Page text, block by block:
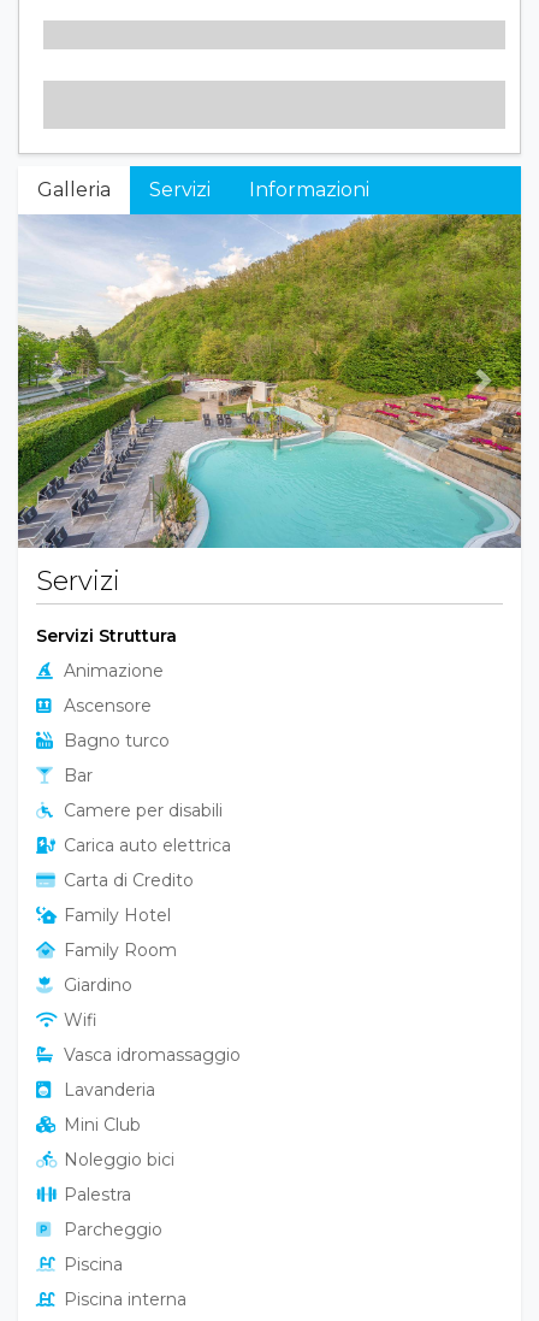
Galleria Servizi Informazioni
Previous Next
Servizi
Servizi Struttura
Animazione
Ascensore
Bagno turco
Bar
Camere per disabili
Carica auto elettrica
Carta di Credito
Family Hotel
Family Room
Giardino
Wifi
Vasca idromassaggio
Lavanderia
Mini Club
Noleggio bici
Palestra
Parcheggio
Piscina
Piscina interna